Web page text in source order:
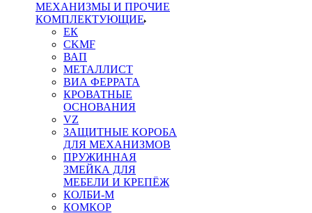
МЕХАНИЗМЫ И ПРОЧИЕ
КОМПЛЕКТУЮЩИЕ
ЕК
CKMF
ВАП
МЕТАЛЛИСТ
ВИА ФЕРРАТА
КРОВАТНЫЕ
ОСНОВАНИЯ
VZ
ЗАЩИТНЫЕ КОРОБА
ДЛЯ МЕХАНИЗМОВ
ПРУЖИННАЯ
ЗМЕЙКА ДЛЯ
МЕБЕЛИ И КРЕПЁЖ
КОЛБИ-М
КОМКОР